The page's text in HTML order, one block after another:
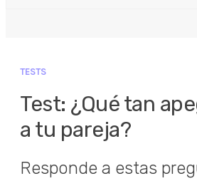
TESTS
Test: ¿Qué tan
a tu pareja?
Responde a estas